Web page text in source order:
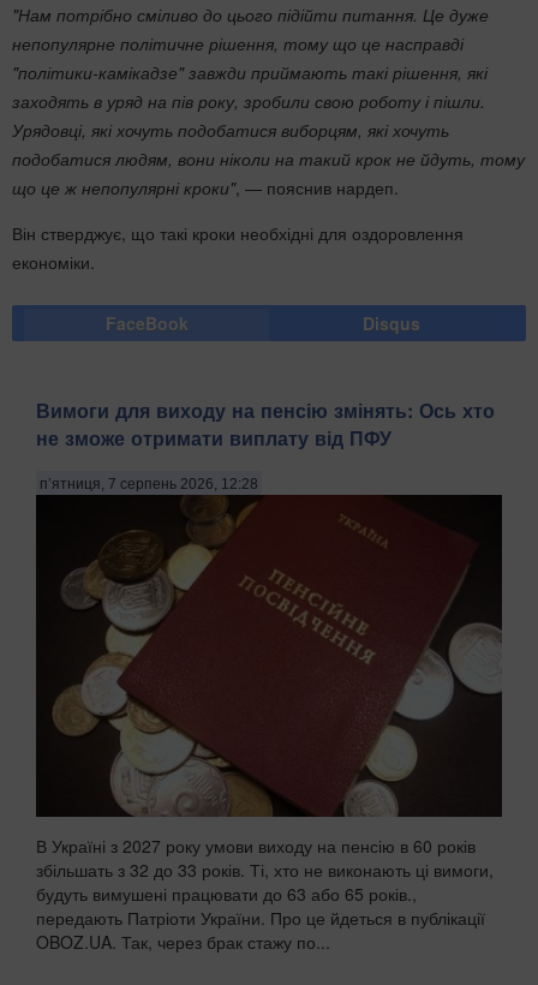
"Нам потрібно сміливо до цього підійти питання. Це дуже
непопулярне політичне рішення, тому що це насправді
"політики-камікадзе" завжди приймають такі рішення, які
заходять в уряд на пів року, зробили свою роботу і пішли.
Урядовці, які хочуть подобатися виборцям, які хочуть
подобатися людям, вони ніколи на такий крок не йдуть, тому
що це ж непопулярні кроки", — пояснив нардеп.
Він стверджує, що такі кроки необхідні для оздоровлення
економіки.
FaceBook Disqus
Вимоги для виходу на пенсію змінять: Ось хто
не зможе отримати виплату від ПФУ
п’ятниця, 7 серпень 2026, 12:28
В Україні з 2027 року умови виходу на пенсію в 60 років
збільшать з 32 до 33 років. Ті, хто не виконають ці вимоги,
будуть вимушені працювати до 63 або 65 років.,
передають Патріоти України. Про це йдеться в публікації
OBOZ.UA. Так, через брак стажу по...